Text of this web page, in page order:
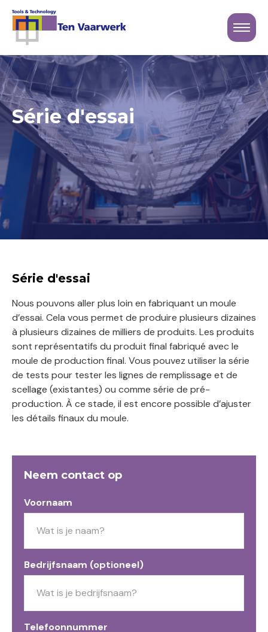
Logo Ten Vaarwerk
Sluiten
Série d'essai
Série d'essai
Nous pouvons aller plus loin en fabriquant un moule
d’essai. Cela vous permet de produire plusieurs dizaines
à plusieurs dizaines de milliers de produits. Les produits
sont représentatifs du produit final fabriqué avec le
moule de production final. Vous pouvez utiliser la série
de tests pour tester les lignes de remplissage et de
scellage (existantes) ou comme série de pré-
production. À ce stade, il est encore possible d’ajuster
les détails finaux du moule.
Neem contact op
Voornaam
Bedrijfsnaam (optioneel)
Telefoonnummer